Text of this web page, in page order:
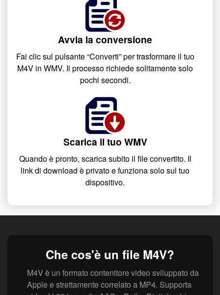
Avvia la conversione
Fai clic sul pulsante “Converti” per trasformare il tuo
M4V in WMV. Il processo richiede solitamente solo
pochi secondi.
Scarica il tuo WMV
Quando è pronto, scarica subito il file convertito. Il
link di download è privato e funziona solo sul tuo
dispositivo.
Che cos'è un file M4V?
M4V è un formato contenitore video sviluppato da
Apple e strettamente correlato a MP4. Supporta